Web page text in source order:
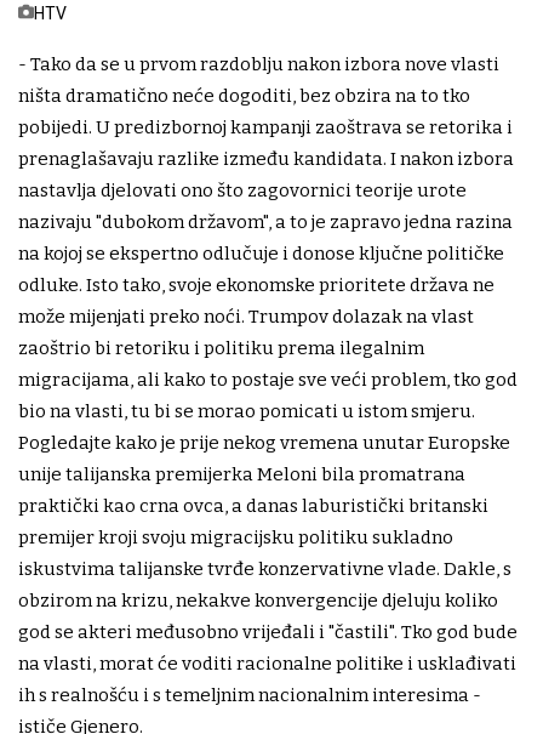
HTV
- Tako da se u prvom razdoblju nakon izbora nove vlasti
ništa dramatično neće dogoditi, bez obzira na to tko
pobijedi. U predizbornoj kampanji zaoštrava se retorika i
prenaglašavaju razlike između kandidata. I nakon izbora
nastavlja djelovati ono što zagovornici teorije urote
nazivaju "dubokom državom", a to je zapravo jedna razina
na kojoj se ekspertno odlučuje i donose ključne političke
odluke. Isto tako, svoje ekonomske prioritete država ne
može mijenjati preko noći. Trumpov dolazak na vlast
zaoštrio bi retoriku i politiku prema ilegalnim
migracijama, ali kako to postaje sve veći problem, tko god
bio na vlasti, tu bi se morao pomicati u istom smjeru.
Pogledajte kako je prije nekog vremena unutar Europske
unije talijanska premijerka Meloni bila promatrana
praktički kao crna ovca, a danas laburistički britanski
premijer kroji svoju migracijsku politiku sukladno
iskustvima talijanske tvrđe konzervativne vlade. Dakle, s
obzirom na krizu, nekakve konvergencije djeluju koliko
god se akteri međusobno vrijeđali i "častili". Tko god bude
na vlasti, morat će voditi racionalne politike i usklađivati
ih s realnošću i s temeljnim nacionalnim interesima -
ističe Gjenero.